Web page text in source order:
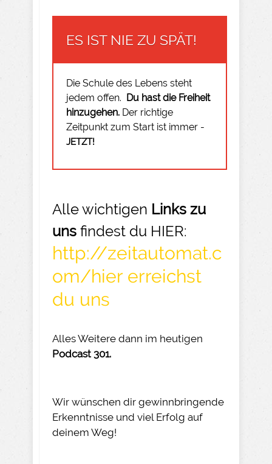
ES IST NIE ZU SPÄT!
Die Schule des Lebens steht
jedem offen.
Du hast die Freiheit
hinzugehen. Der richtige
Zeitpunkt zum Start ist immer -
JETZT!
Alle wichtigen Links zu
uns findest du HIER:
http://zeitautomat.c
om/hier erreichst
du uns
Alles Weitere dann im heutigen
Podcast 301.
Wir wünschen dir gewinnbringende
Erkenntnisse und viel Erfolg auf
deinem Weg!